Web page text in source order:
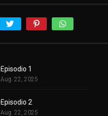
Episodio 1
Aug. 22, 2025
Episodio 2
Aug. 22, 2025